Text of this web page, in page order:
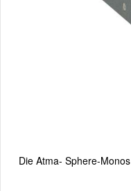
Die Atma- Sphere-